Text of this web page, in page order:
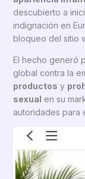
descubierto a
indignación en
bloqueo del sitio
El hecho generó
global contra la
productos y
sexual en su
autoridades para